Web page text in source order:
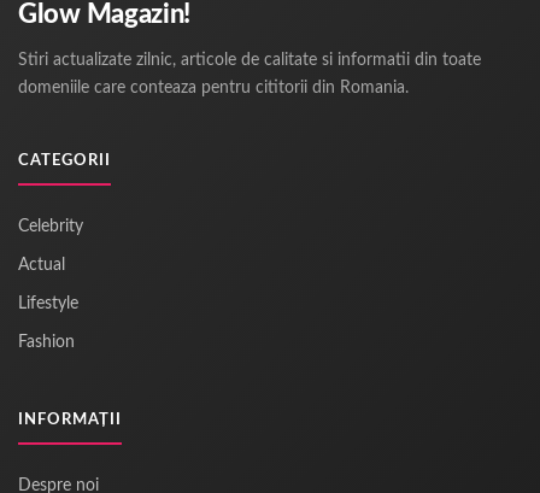
Glow Magazin!
Stiri actualizate zilnic, articole de calitate si informatii din toate
domeniile care conteaza pentru cititorii din Romania.
CATEGORII
Celebrity
Actual
Lifestyle
Fashion
INFORMAȚII
Despre noi